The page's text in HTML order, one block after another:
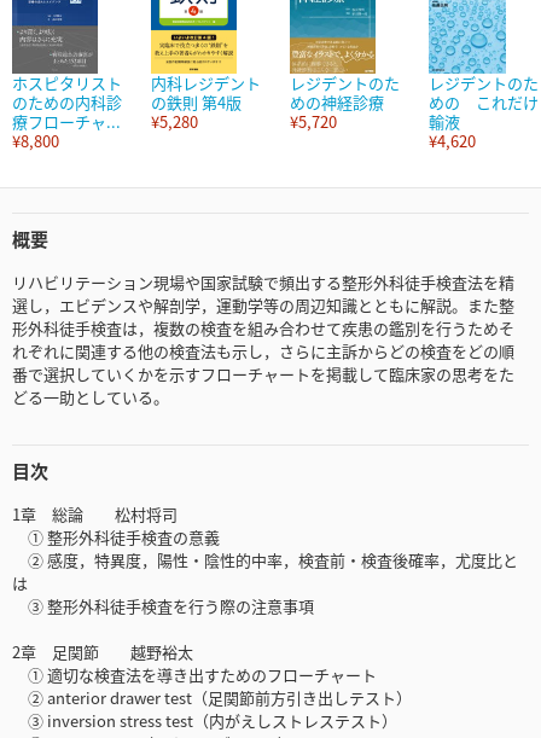
ホスピタリスト
のための内科診
療フローチャ...
¥8,800
内科レジデント
の鉄則 第4版
¥5,280
レジデントのた
めの神経診療
¥5,720
レジデントのた
めの これだけ
輸液
¥4,620
概要
リハビリテーション現場や国家試験で頻出する整形外科徒手検査法を精
選し，エビデンスや解剖学，運動学等の周辺知識とともに解説。また整
形外科徒手検査は，複数の検査を組み合わせて疾患の鑑別を行うためそ
れぞれに関連する他の検査法も示し，さらに主訴からどの検査をどの順
番で選択していくかを示すフローチャートを掲載して臨床家の思考をた
どる一助としている。
目次
1章 総論 松村将司
① 整形外科徒手検査の意義
② 感度，特異度，陽性・陰性的中率，検査前・検査後確率，尤度比と
は
③ 整形外科徒手検査を行う際の注意事項
2章 足関節 越野裕太
① 適切な検査法を導き出すためのフローチャート
② anterior drawer test（足関節前方引き出しテスト）
③ inversion stress test（内がえしストレステスト）